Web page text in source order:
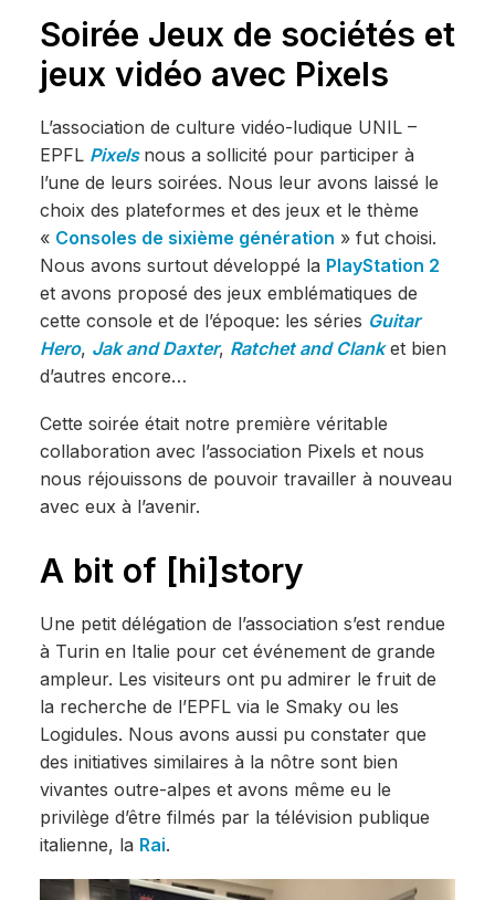
Soirée Jeux de sociétés et
jeux vidéo avec Pixels
L’association de culture vidéo-ludique UNIL –
EPFL Pixels nous a sollicité pour participer à
l’une de leurs soirées. Nous leur avons laissé le
choix des plateformes et des jeux et le thème
« Consoles de sixième génération » fut choisi.
Nous avons surtout développé la PlayStation 2
et avons proposé des jeux emblématiques de
cette console et de l’époque: les séries Guitar
Hero, Jak and Daxter, Ratchet and Clanket bien
d’autres encore…
Cette soirée était notre première véritable
collaboration avec l’association Pixels et nous
nous réjouissons de pouvoir travailler à nouveau
avec eux à l’avenir.
A bit of [hi]story
Une petit délégation de l’association s’est rendue
à Turin en Italie pour cet événement de grande
ampleur. Les visiteurs ont pu admirer le fruit de
la recherche de l’EPFL via le Smaky ou les
Logidules. Nous avons aussi pu constater que
des initiatives similaires à la nôtre sont bien
vivantes outre-alpes et avons même eu le
privilège d’être filmés par la télévision publique
italienne, la Rai.